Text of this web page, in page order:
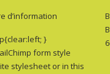
d’information
}
form style
stylesheet or in this